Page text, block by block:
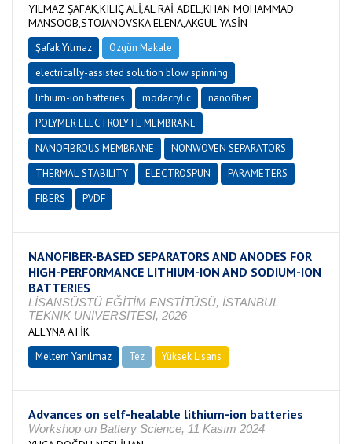
YILMAZ ŞAFAK,KILIÇ ALİ,AL RAİ ADEL,KHAN MOHAMMAD
MANSOOB,STOJANOVSKA ELENA,AKGUL YASİN
Şafak Yılmaz
Özgün Makale
electrically-assisted solution blow spinning
lithium-ion batteries
modacrylic
nanofiber
POLYMER ELECTROLYTE MEMBRANE
NANOFIBROUS MEMBRANE
NONWOVEN SEPARATORS
THERMAL-STABILITY
ELECTROSPUN
PARAMETERS
FIBERS
PVDF
NANOFIBER-BASED SEPARATORS AND ANODES FOR
HIGH-PERFORMANCE LITHIUM-ION AND SODIUM-ION
BATTERIES
LİSANSÜSTÜ EĞİTİM ENSTİTÜSÜ, İSTANBUL
TEKNİK ÜNİVERSİTESİ, 2026
ALEYNA ATİK
Meltem Yanılmaz Tez Yüksek Lisans
Advances on self-healable lithium-ion batteries
Workshop on Battery Science, 11 Kasım 2024